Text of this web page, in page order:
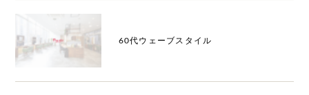
60代ウェーブスタイル